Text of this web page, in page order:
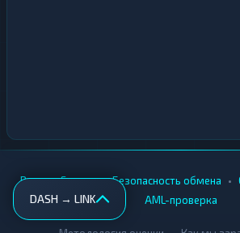
DASH → LINK
Вики • Города • Безопасность обмена •
AML-проверка